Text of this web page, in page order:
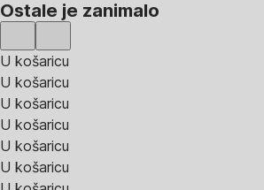
Ostale je zanimalo
U košaricu
U košaricu
U košaricu
U košaricu
U košaricu
U košaricu